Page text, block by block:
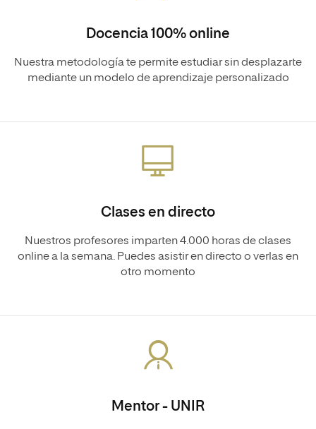
Docencia 100% online
Nuestra metodología te permite estudiar sin desplazarte
mediante un modelo de aprendizaje personalizado
Clases en directo
Nuestros profesores imparten 4.000 horas de clases
online a la semana. Puedes asistir en directo o verlas en
otro momento
Mentor - UNIR